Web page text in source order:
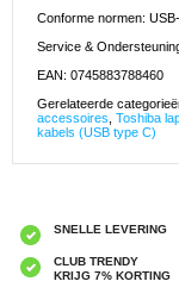
Conforme normen:
Service &
EAN: 0745883788460
Gerelateerde
accessoires Toshiba
kabels (USB type C)
SNELLE LEVERING
CLUB TRENDY
KRIJG 7% KORTING